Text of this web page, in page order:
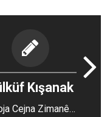
Kışanak
Cejna Zimanê